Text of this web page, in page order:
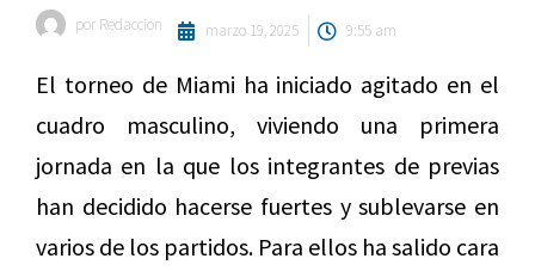
por Redaccion marzo 19, 2025 9:55 am
El torneo de Miami ha iniciado agitado en el
cuadro masculino, viviendo una primera
jornada en la que los integrantes de previas
han decidido hacerse fuertes y sublevarse en
varios de los partidos. Para ellos ha salido cara